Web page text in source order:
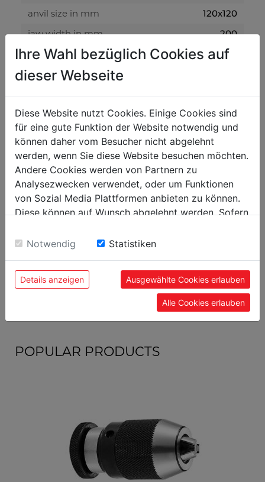
anvil size in mm
120x120
jaw width in mm
200
jaw height in mm
21
net weight in kg
25.80
gross weight in kg
27
packaging
packaging height in mm
250
packaging width in mm
220
general data
EAN code
9120039901770
POPULAR PRODUCTS
Ihre Wahl bezüglich Cookies auf
dieser Webseite
Diese Website nutzt Cookies. Einige Cookies sind
für eine gute Funktion der Website notwendig und
können daher vom Besucher nicht abgelehnt
werden, wenn Sie diese Website besuchen möchten.
Andere Cookies werden von Partnern zu
Analysezwecken verwendet, oder um Funktionen
von Sozial Media Plattformen anbieten zu können.
Diese können auf Wunsch abgelehnt werden. Sofern
Einwilligung zu unseren Cookies.
Notwendig Statistiken
Details anzeigen Ausgewählte Cookies erlauben
Alle Cookies erlauben